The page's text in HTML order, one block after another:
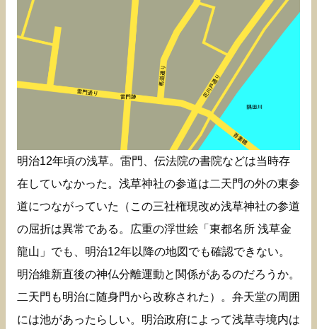
明治12年頃の浅草。雷門、伝法院の書院などは当時存
在していなかった。浅草神社の参道は二天門の外の東参
道につながっていた（この三社権現改め浅草神社の参道
の屈折は異常である。広重の浮世絵「東都名所 浅草金
龍山」でも、明治12年以降の地図でも確認できない。
明治維新直後の神仏分離運動と関係があるのだろうか。
二天門も明治に随身門から改称された）。弁天堂の周囲
には池があったらしい。明治政府によって浅草寺境内は